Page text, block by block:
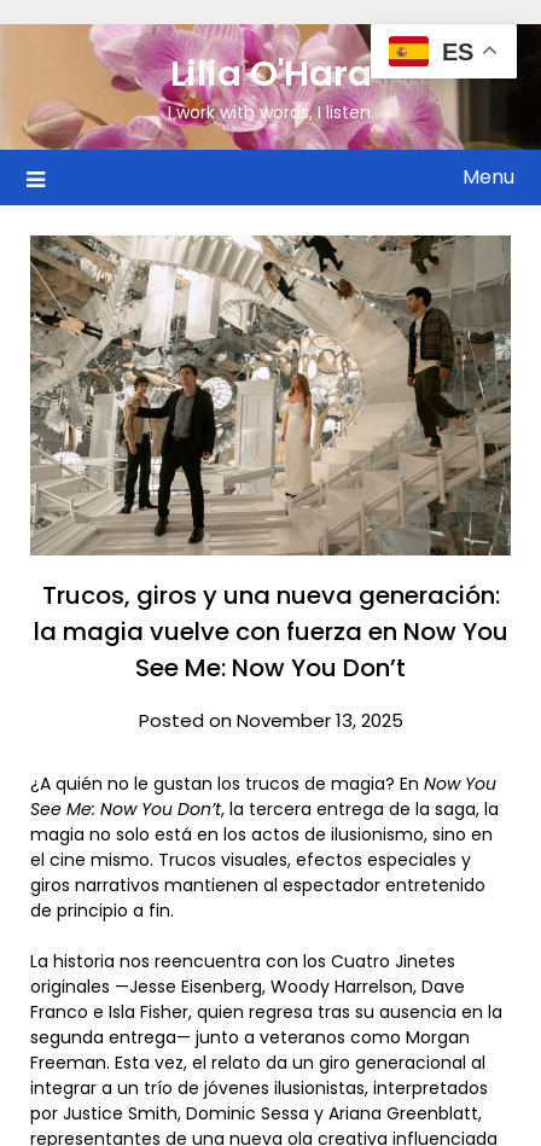
Lilia O'Hara
I work with words, I listen.
Menu
Trucos, giros y una nueva generación:
la magia vuelve con fuerza en Now You
See Me: Now You Don’t
Posted on November 13, 2025
¿A quién no le gustan los trucos de magia? En Now You
See Me: Now You Don’t, la tercera entrega de la saga, la
magia no solo está en los actos de ilusionismo, sino en
el cine mismo. Trucos visuales, efectos especiales y
giros narrativos mantienen al espectador entretenido
de principio a fin.
La historia nos reencuentra con los Cuatro Jinetes
originales —Jesse Eisenberg, Woody Harrelson, Dave
Franco e Isla Fisher, quien regresa tras su ausencia en la
segunda entrega— junto a veteranos como Morgan
Freeman. Esta vez, el relato da un giro generacional al
integrar a un trío de jóvenes ilusionistas, interpretados
por Justice Smith, Dominic Sessa y Ariana Greenblatt,
representantes de una nueva ola creativa influenciada
ES